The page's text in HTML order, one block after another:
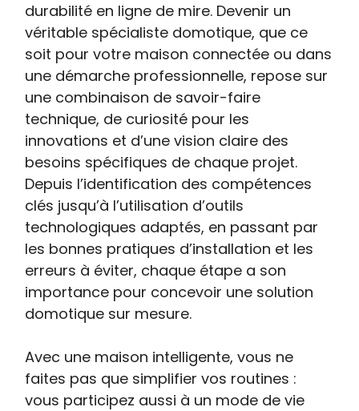
durabilité en ligne de mire. Devenir un
véritable spécialiste domotique, que ce
soit pour votre maison connectée ou dans
une démarche professionnelle, repose sur
une combinaison de savoir-faire
technique, de curiosité pour les
innovations et d’une vision claire des
besoins spécifiques de chaque projet.
Depuis l’identification des compétences
clés jusqu’à l’utilisation d’outils
technologiques adaptés, en passant par
les bonnes pratiques d’installation et les
erreurs à éviter, chaque étape a son
importance pour concevoir une solution
domotique sur mesure.
Avec une maison intelligente, vous ne
faites pas que simplifier vos routines :
vous participez aussi à un mode de vie